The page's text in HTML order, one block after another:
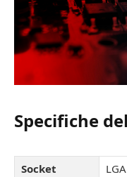
Specifiche
Socket